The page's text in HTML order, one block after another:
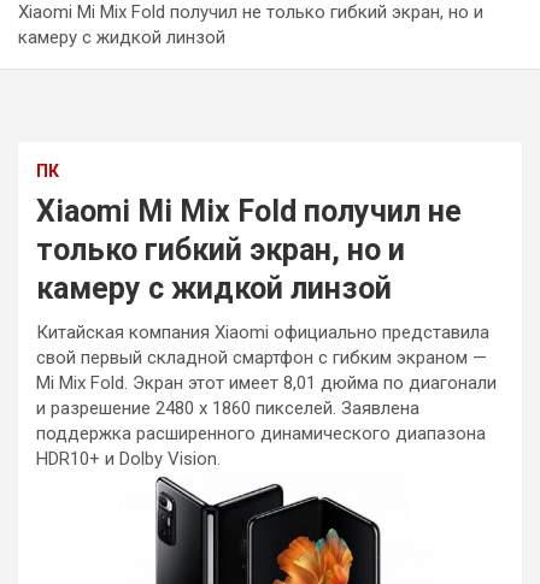
Xiaomi Mi Mix Fold получил не только гибкий экран, но и
камеру с жидкой линзой
ПК
Xiaomi Mi Mix Fold получил не
только гибкий экран, но и
камеру с жидкой линзой
Китайская компания Xiaomi официально представила
свой первый складной смартфон с гибким экраном —
Mi Mix Fold. Экран этот имеет 8,01 дюйма по диагонали
и разрешение 2480 х 1860 пикселей. Заявлена
поддержка расширенного динамического диапазона
HDR10+ и Dolby Vision.